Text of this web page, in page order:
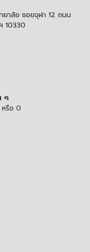
าลัย ซอยจุฬา 12 ถนน
10330
ๆ
รือ 0